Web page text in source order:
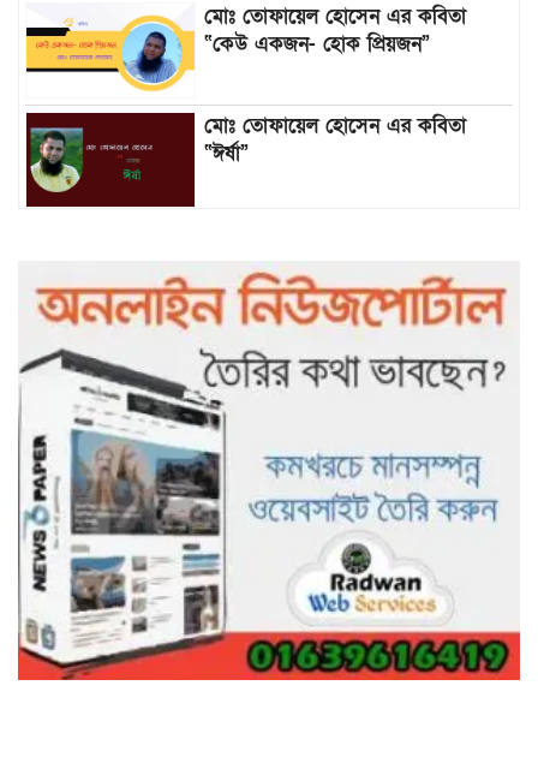
মোঃ তোফায়েল হোসেন এর কবিতা
“কেউ একজন- হোক প্রিয়জন”
মোঃ তোফায়েল হোসেন এর কবিতা
“ঈর্ষা”
আটকে পড়া ১০ পর্যটককে উদ্ধার করল
পুলিশ ও ফায়ার সার্ভিস
গাছ না কেটে আমাদের পুড়িয়ে মারলে
ভালো হতো’: বন বিভাগের নিষ্ঠুরতায়
নিঃস্ব কৃষক